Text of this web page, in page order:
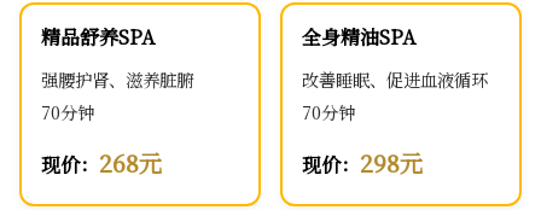
精品舒养SPA
强腰护肾、滋养脏腑
70分钟
现价： 268元
全身精油SPA
改善睡眠、促进血液循环
70分钟
现价： 298元